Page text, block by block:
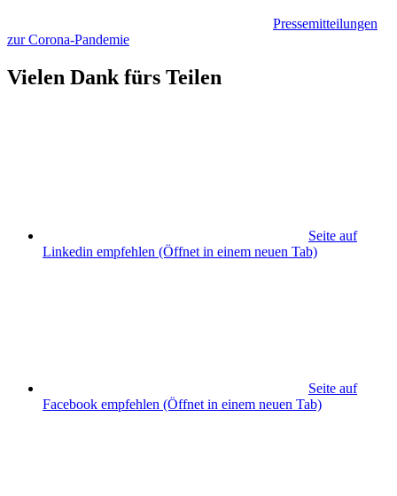
Pressemitteilungen
zur Corona-Pandemie
Vielen Dank fürs Teilen
Seite auf
Linkedin empfehlen (Öffnet in einem neuen Tab)
Seite auf
Facebook empfehlen (Öffnet in einem neuen Tab)